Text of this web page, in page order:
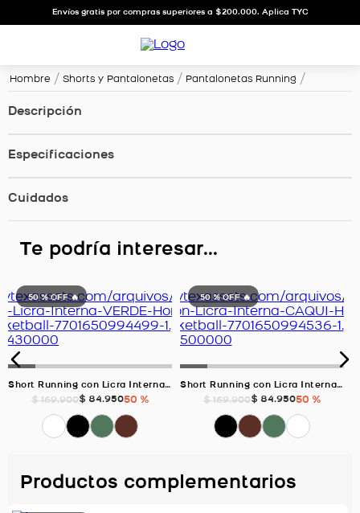
Envíos gratis por compras superiores a $200.000. Aplica TYC
Hombre Shorts y Pantalonetas Pantalonetas Running
Descripción
Especificaciones
Cuidados
Te podría interesar...
50 % OFF 🔥
Short Running con Licra Interna, Color VERDE Para Hombre
$ 169.900$ 84.95050 %
50 % OFF 🔥
Short Running con Licra Interna, Color CAQUI Para Hombre
$ 169.900$ 84.95050 %
Productos complementarios